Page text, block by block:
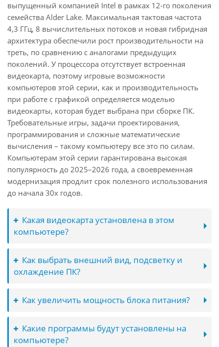
выпущенный компанией Intel в рамках 12-го поколения
семейства Alder Lake. Максимальная тактовая частота
4,3 ГГц, 8 вычислительных потоков и новая гибридная
архитектура обеспечили рост производительности на
треть, по сравнению с аналогами предыдущих
поколений. У процессора отсутствует встроенная
видеокарта, поэтому игровые возможности
компьютеров этой серии, как и производительность
при работе с графикой определяется моделью
видеокарты, которая будет выбрана при сборке ПК.
Требовательные игры, задачи проектирования,
программирования и сложные математические
вычисления – такому компьютеру все это по силам.
Компьютерам этой серии гарантирована высокая
популярность до 2025–2026 года, а своевременная
модернизация продлит срок полезного использования
до начала 30х годов.
Какая видеокарта установлена в этом
компьютере?
Как выбрать внешний вид, подсветку и
охлаждение ПК?
Как увеличить мощность блока питания?
Какие программы будут установлены на
компьютере?